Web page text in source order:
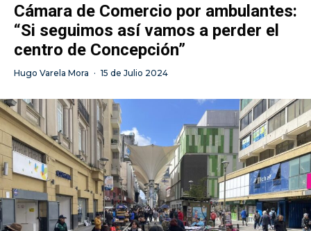
Cámara de Comercio por ambulantes:
“Si seguimos así vamos a perder el
centro de Concepción”
Hugo Varela Mora · 15 de Julio 2024